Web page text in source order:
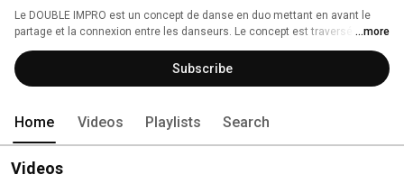
Le DOUBLE IMPRO est un concept de danse en duo mettant en avant le
partage et la connexion entre les danseurs. Le concept est traversé par
différents exercices, concepts et challenges. L’événement est ouvert à
tout danseur, peu importe son style.
...more
Subscribe
Home Videos Playlists Search
Videos